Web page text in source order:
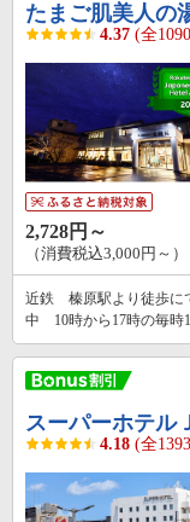
たまご肌美人の
4.37 (全
2,728円～
（消費税込3,000円～）
近鉄 榛原駅より徒歩に
中 10時から17時の毎時
スーパーホテル
4.18 (全